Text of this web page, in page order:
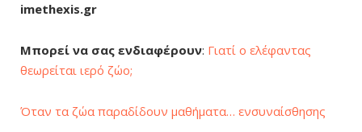
imethexis.gr
Μπορεί να σας ενδιαφέρουν: Γιατί ο ελέφαντας
θεωρείται ιερό ζώο;
Όταν τα ζώα παραδίδουν μαθήματα… ενσυναίσθησης